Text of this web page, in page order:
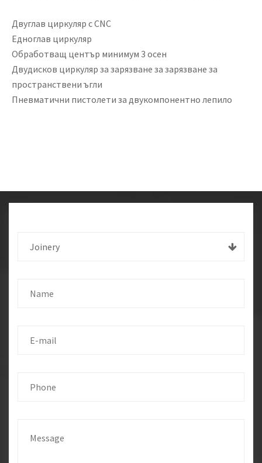
Двуглав циркуляр с CNC
Едноглав циркуляр
Обработващ център минимум 3 осен
Двудисков циркуляр за зарязване за зарязване за
пространствени ъгли
Пневматични пистолети за двукомпонентно лепило
Joinery